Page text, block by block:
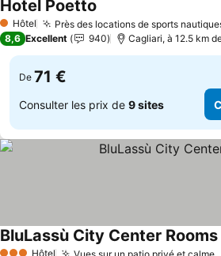
1 Étoiles
Hôtel Près des locations de sports
Hotel Poetto
8,6 Excellent 940 Cagliari, à 12.5 km
De 71 €
Consulter les prix de 9 sites
Hôtel Vues sur un patio privé et calme
BluLassù City Center Rooms